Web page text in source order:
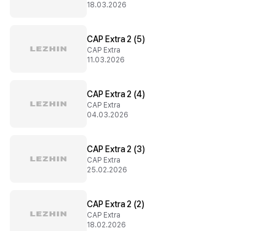
18.03.2026
CAP Extra 2 (5)
CAP Extra
11.03.2026
CAP Extra 2 (4)
CAP Extra
04.03.2026
CAP Extra 2 (3)
CAP Extra
25.02.2026
CAP Extra 2 (2)
CAP Extra
18.02.2026